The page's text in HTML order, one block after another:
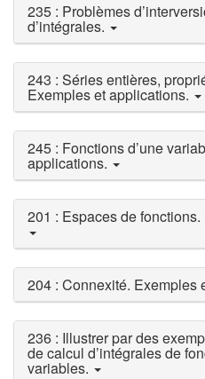
235 : Problèmes
d’intégrales.
243 : Séries entières,
Exemples et applications.
245 : Fonctions d’une
applications.
201 : Espaces de
204 : Connexité. Exemples
236 : Illustrer par des
de calcul d’intégrales de
variables.